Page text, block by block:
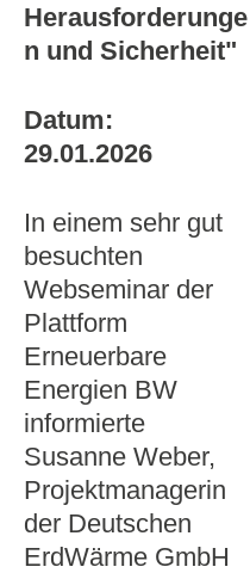
Herausforderunge
n und Sicherheit"
Datum:
29.01.2026
In einem sehr gut
besuchten
Webseminar der
Plattform
Erneuerbare
Energien BW
informierte
Susanne Weber,
Projektmanagerin
der Deutschen
ErdWärme GmbH